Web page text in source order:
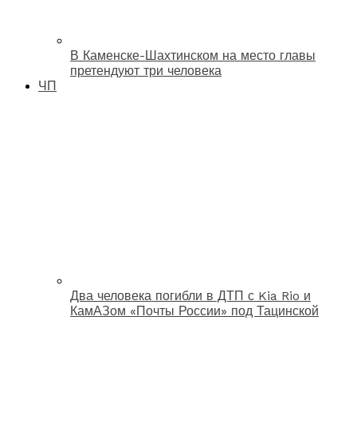
В Каменске-Шахтинском на место главы
претендуют три человека
ЧП
Два человека погибли в ДТП с Kia Rio и
КамАЗом «Почты России» под Тацинской